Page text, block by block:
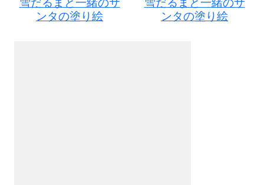
ンタの塗り絵
ンタの塗り絵